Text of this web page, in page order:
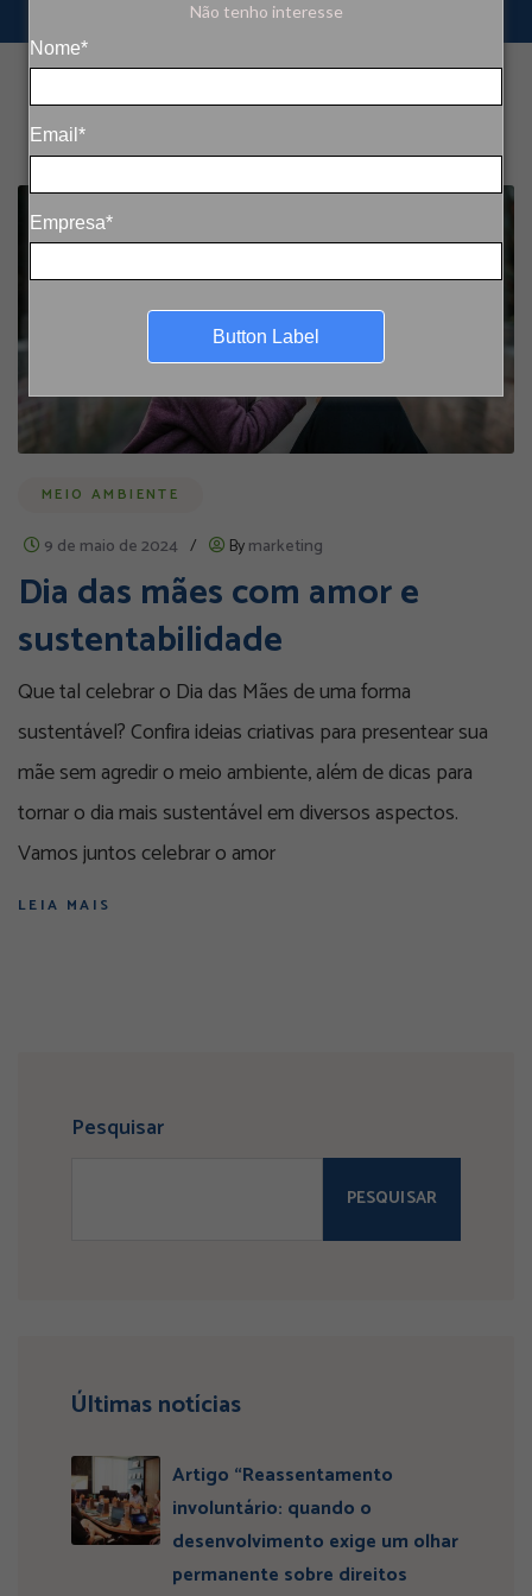
Não tenho interesse
Nome*
Email*
Empresa*
Button Label
MEIO AMBIENTE
9 de maio de 2024 / Bymarketing
Dia das mães com amor e
sustentabilidade
Que tal celebrar o Dia das Mães de uma forma
sustentável? Confira ideias criativas para presentear sua
mãe sem agredir o meio ambiente, além de dicas para
tornar o dia mais sustentável em diversos aspectos.
Vamos juntos celebrar o amor
LEIA MAIS
Pesquisar
PESQUISAR
Últimas notícias
Artigo “Reassentamento
involuntário: quando o
desenvolvimento exige um olhar
permanente sobre direitos